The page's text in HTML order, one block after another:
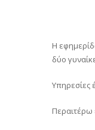
Η
δύο
Υπηρεσίες
Περαιτέρω